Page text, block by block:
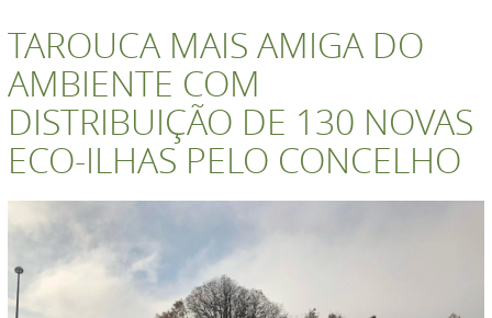
TAROUCA MAIS AMIGA DO
AMBIENTE COM
DISTRIBUIÇÃO DE 130 NOVAS
ECO-ILHAS PELO CONCELHO